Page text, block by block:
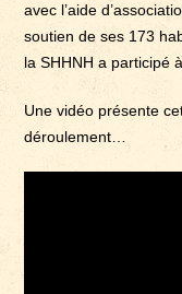
avec l’aide
soutien de ses 173
la SHHNH a participé
Une vidéo présente
déroulement…